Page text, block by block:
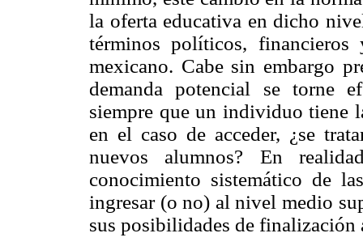
la oferta educativa en dicho
términos políticos,
mexicano. Cabe sin embargo
demanda potencial se torne
siempre que un individuo tiene
en el caso de acceder, ¿se
nuevos alumnos? En
conocimiento sistemático de
ingresar (o no) al nivel medio
sus posibilidades de finalización